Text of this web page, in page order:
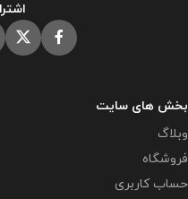
بخش های سایت
وبلاگ
فروشگاه
حساب کاربری